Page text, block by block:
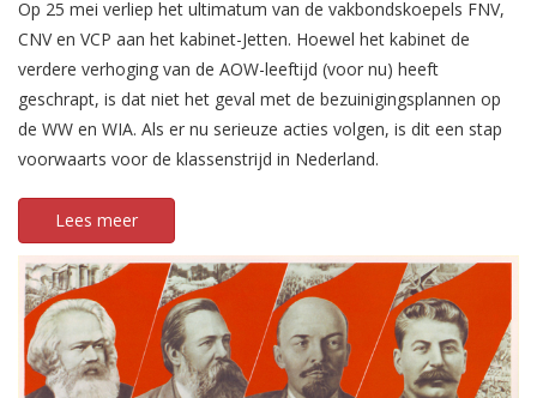
Op 25 mei verliep het ultimatum van de vakbondskoepels FNV,
CNV en VCP aan het kabinet-Jetten. Hoewel het kabinet de
verdere verhoging van de AOW-leeftijd (voor nu) heeft
geschrapt, is dat niet het geval met de bezuinigingsplannen op
de WW en WIA. Als er nu serieuze acties volgen, is dit een stap
voorwaarts voor de klassenstrijd in Nederland.
Lees meer